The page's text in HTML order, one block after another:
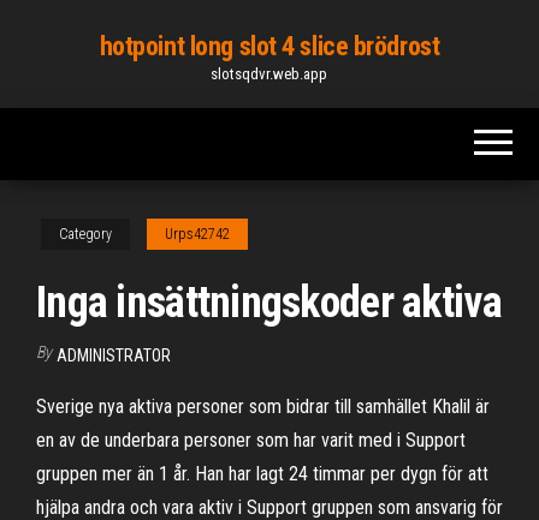
content
hotpoint long slot 4 slice brödrost
slotsqdvr.web.app
Category Urps42742
Inga insättningskoder aktiva
By ADMINISTRATOR
Sverige nya aktiva personer som bidrar till samhället Khalil är
en av de underbara personer som har varit med i Support
gruppen mer än 1 år. Han har lagt 24 timmar per dygn för att
hjälpa andra och vara aktiv i Support gruppen som ansvarig för